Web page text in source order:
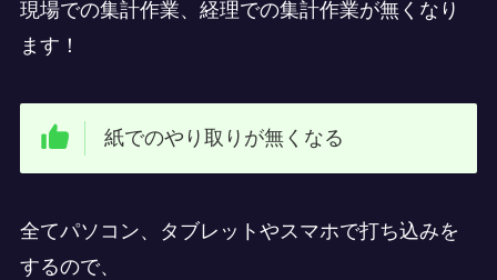
現場での集計作業、経理での集計作業が無くなり
ます！
紙でのやり取りが無くなる
全てパソコン、タブレットやスマホで打ち込みを
するので、